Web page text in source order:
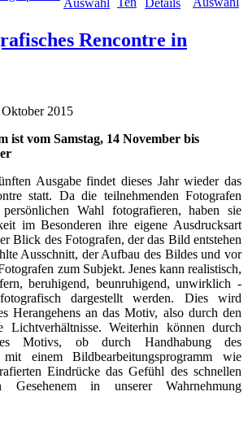
Rencontre in
2015
ist vom Samstag, 14 November bis
Ausgabe findet dieses Jahr wieder das
statt. Da die teilnehmenden Fotografen
Wahl fotografieren, haben sie
im Besonderen ihre eigene Ausdrucksart
Blick des Fotografen, der das Bild entstehen
Ausschnitt, der Aufbau des Bildes und vor
zum Subjekt. Jenes kann realistisch,
beruhigend, beunruhigend, unwirklich -
dargestellt werden. Dies wird
Herangehens an das Motiv, also durch den
Weiterhin können durch
Motivs, ob durch Handhabung des
mit einem Bildbearbeitungsprogramm wie
Eindrücke das Gefühl des schnellen
Gesehenem in unserer Wahrnehmung